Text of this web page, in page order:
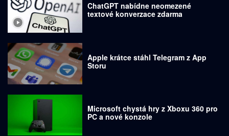
ChatGPT nabídne neomezené
textové konverzace zdarma
Apple krátce stáhl Telegram z App
Storu
Microsoft chystá hry z Xboxu 360 pro
PC a nové konzole